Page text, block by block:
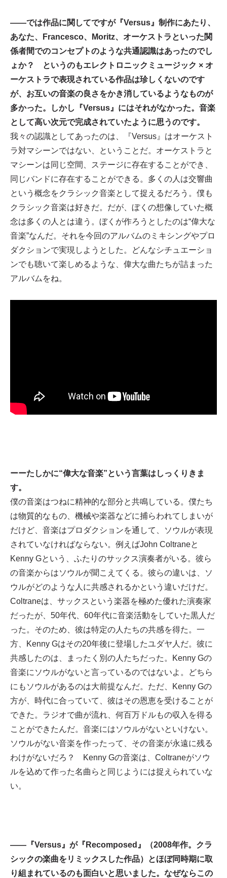
——では作品に関してですが『Versus』制作にあたり、
あなた、Francesco、Moritz、オーケストラといった関
係者間でのコンセプトのような共通認識はあったのでし
ょか？ というのもエレクトロニックミュージック × オ
ーケストラで表現されている作品は珍しくないのです
が、お互いの音楽の良さをかき消しているようなものが
多かった。しかし『Versus』にはそれがなかった。音楽
として高い次元で完成されていたように思うのです。
我々の認識としてあったのは、『Versus』はオーケスト
ラ対マシーンではない、ということだ。オーケストラと
マシーンは同じ空間、ステージに存在することができ、
同じバンドに存在することができる。多くの人は交響曲
という概念をクラシック音楽として捉えるだろう。僕も
クラシック音楽は好きだ。だが、ぼくの想像していた概
念は多くの人とは違う。ぼくが作ろうとしたのは“偉大な
音楽”なんだ。それを今回のアルバムのミキシングやプロ
ダクションで実現しようとした。どんなシチュエーショ
ンでも聴いて楽しめるような、偉大な曲たちが詰まった
アルバムをね。
ーーたしかに“偉大な音楽”という言葉はしっくりきま
す。
僕の音楽はつねに精神的な部分と共鳴している。僕たち
は物質的なもの、機械や楽器などに捕らわれてしまいが
だけど、音楽はプロダクションを通して、ソウルが表現
されていなければならない。例えばJohn Coltraneと
Kenny Gという、ふたりのサックス演奏者がいる。彼ら
の音楽からはソウルが聞こえてくる。彼らの違いは、ソ
ウルがどのような人に共感されるかという違いだけだ。
Coltraneは、サックスという楽器を極めた優れた演奏家
だったが、50年代、60年代に音楽活動をしていた黒人だ
った。そのため、彼は特定の人たちの共感を得た。一
方、Kenny Gはその20年後に登場したユダヤ人だ。彼に
共感したのは、まったく別の人たちだった。Kenny Gの
音楽にソウルがないと言っているのではないよ。どちら
にもソウルがあるのは大前提なんだ。ただ、Kenny Gの
方が、時代に合っていて、彼はその恩恵を受けることが
できた。ラジオで曲が流れ、何百万ドルもの収入を得る
ことができたんだ。音楽にはソウルがないといけない。
ソウルがない音楽を作ったって、その音楽が永遠に残る
わけがないだろ？ Kenny Gの音楽は、Coltraneがソウ
ルを込めて作った名曲らと同じようには捉えられていな
い。
——『Versus』が『Recomposed』（2008年作。クラ
シックの楽曲をリミックスした作品）とほぼ同時期に取
り組まれているのも面白いと思いました。なぜならこの